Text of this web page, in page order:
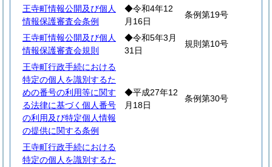
王寺町情報公開及び個人
情報保護審査会条例
◆令和4年12
月16日
条例第19号
王寺町情報公開及び個人
情報保護審査会規則
◆令和5年3月
31日
規則第10号
王寺町行政手続における
特定の個人を識別するた
めの番号の利用等に関す
る法律に基づく個人番号
の利用及び特定個人情報
の提供に関する条例
◆平成27年12
月18日
条例第30号
王寺町行政手続における
特定の個人を識別するた